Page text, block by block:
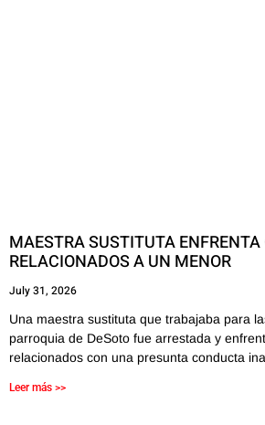
MAESTRA SUSTITUTA ENFRENTA
RELACIONADOS A UN MENOR
July 31, 2026
Una maestra sustituta que trabajaba para
parroquia de DeSoto fue arrestada y
relacionados con una presunta conducta
Leer más >>